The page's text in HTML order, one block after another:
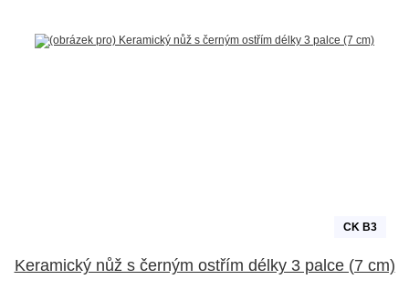
CK B3
Keramický nůž s černým ostřím délky 3 palce (7 cm)